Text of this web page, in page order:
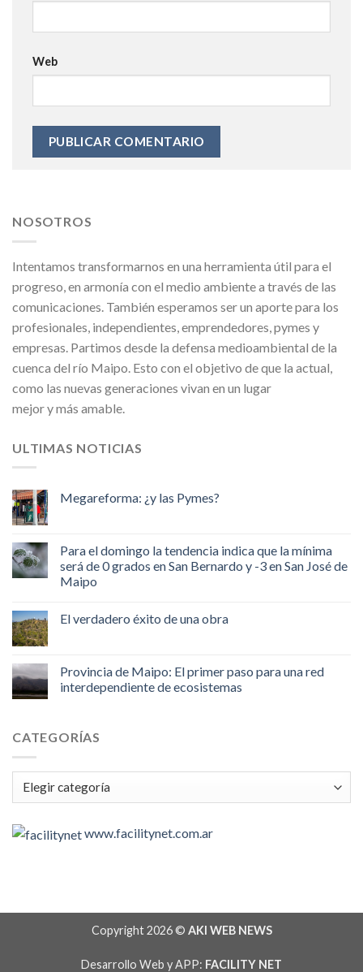
Web
NOSOTROS
Intentamos transformarnos en una herramienta útil para el
progreso, en armonía con el medio ambiente a través de las
comunicaciones. También esperamos ser un aporte para los
profesionales, independientes, emprendedores, pymes y
empresas. Partimos desde la defensa medioambiental de la
cuenca del río Maipo. Esto con el objetivo de que la actual,
como las nuevas generaciones vivan en un lugar
mejor y más amable.
ULTIMAS NOTICIAS
Megareforma: ¿y las Pymes?
Para el domingo la tendencia indica que la mínima
será de 0 grados en San Bernardo y -3 en San José de
Maipo
El verdadero éxito de una obra
Provincia de Maipo: El primer paso para una red
interdependiente de ecosistemas
CATEGORÍAS
Categorías
www.facilitynet.com.ar
Copyright 2026 © AKI WEB NEWS
Desarrollo Web y APP: FACILITY NET